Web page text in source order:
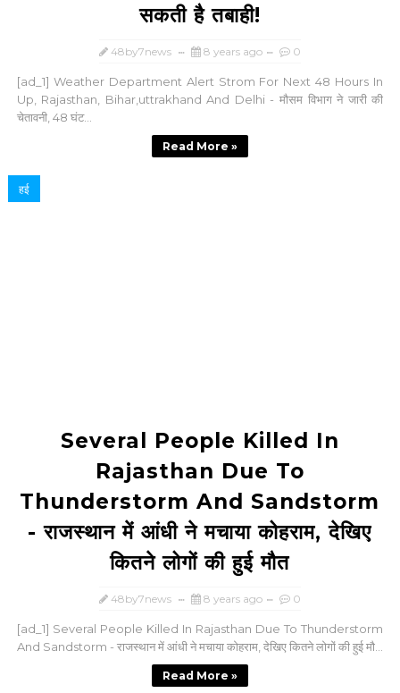
सकती है तबाही!
48by7news 8 years ago 0
[ad_1] Weather Department Alert Strom For Next 48 Hours In
Up, Rajasthan, Bihar,uttrakhand And Delhi - मौसम विभाग ने जारी की
चेतावनी, 48 घंट...
Read More »
हई
Several People Killed In
Rajasthan Due To
Thunderstorm And Sandstorm
- राजस्थान में आंधी ने मचाया कोहराम, देखिए
कितने लोगों की हुई मौत
48by7news 8 years ago 0
[ad_1] Several People Killed In Rajasthan Due To Thunderstorm
And Sandstorm - राजस्थान में आंधी ने मचाया कोहराम, देखिए कितने लोगों की हुई मौ...
Read More »